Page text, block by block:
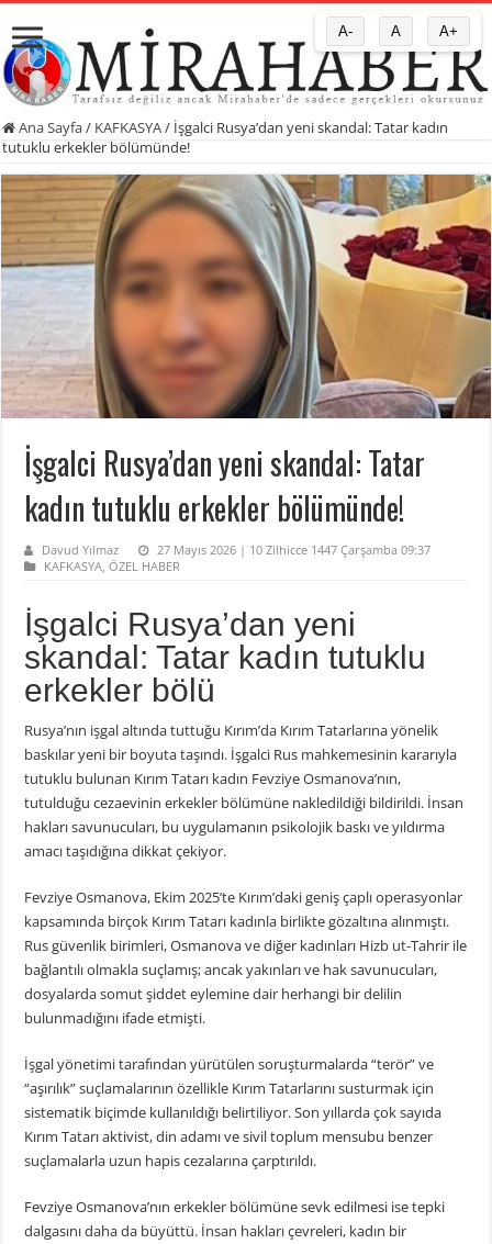
Ana Sayfa/ KAFKASYA/ İşgalci Rusya’dan yeni skandal: Tatar kadın
tutuklu erkekler bölümünde!
İşgalci Rusya’dan yeni skandal: Tatar
kadın tutuklu erkekler bölümünde!
Davud Yılmaz
27 Mayıs 2026 | 10 Zilhicce 1447 Çarşamba 09:37
KAFKASYA,ÖZEL HABER
İşgalci Rusya’dan yeni
skandal: Tatar kadın tutuklu
erkekler bölü
Rusya’nın işgal altında tuttuğu Kırım’da Kırım Tatarlarına yönelik
baskılar yeni bir boyuta taşındı. İşgalci Rus mahkemesinin kararıyla
tutuklu bulunan Kırım Tatarı kadın Fevziye Osmanova’nın,
tutulduğu cezaevinin erkekler bölümüne nakledildiği bildirildi. İnsan
hakları savunucuları, bu uygulamanın psikolojik baskı ve yıldırma
amacı taşıdığına dikkat çekiyor.
Fevziye Osmanova, Ekim 2025’te Kırım’daki geniş çaplı operasyonlar
kapsamında birçok Kırım Tatarı kadınla birlikte gözaltına alınmıştı.
Rus güvenlik birimleri, Osmanova ve diğer kadınları Hizb ut-Tahrir ile
bağlantılı olmakla suçlamış; ancak yakınları ve hak savunucuları,
dosyalarda somut şiddet eylemine dair herhangi bir delilin
bulunmadığını ifade etmişti.
İşgal yönetimi tarafından yürütülen soruşturmalarda “terör” ve
“aşırılık” suçlamalarının özellikle Kırım Tatarlarını susturmak için
sistematik biçimde kullanıldığı belirtiliyor. Son yıllarda çok sayıda
Kırım Tatarı aktivist, din adamı ve sivil toplum mensubu benzer
suçlamalarla uzun hapis cezalarına çarptırıldı.
Fevziye Osmanova’nın erkekler bölümüne sevk edilmesi ise tepki
dalgasını daha da büyüttü. İnsan hakları çevreleri, kadın bir
A- A A+